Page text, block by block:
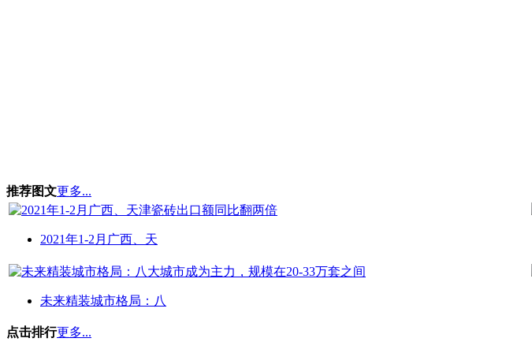
推荐图文更多...
2021年1-2月广西、天
未来精装城市格局：八
点击排行更多...